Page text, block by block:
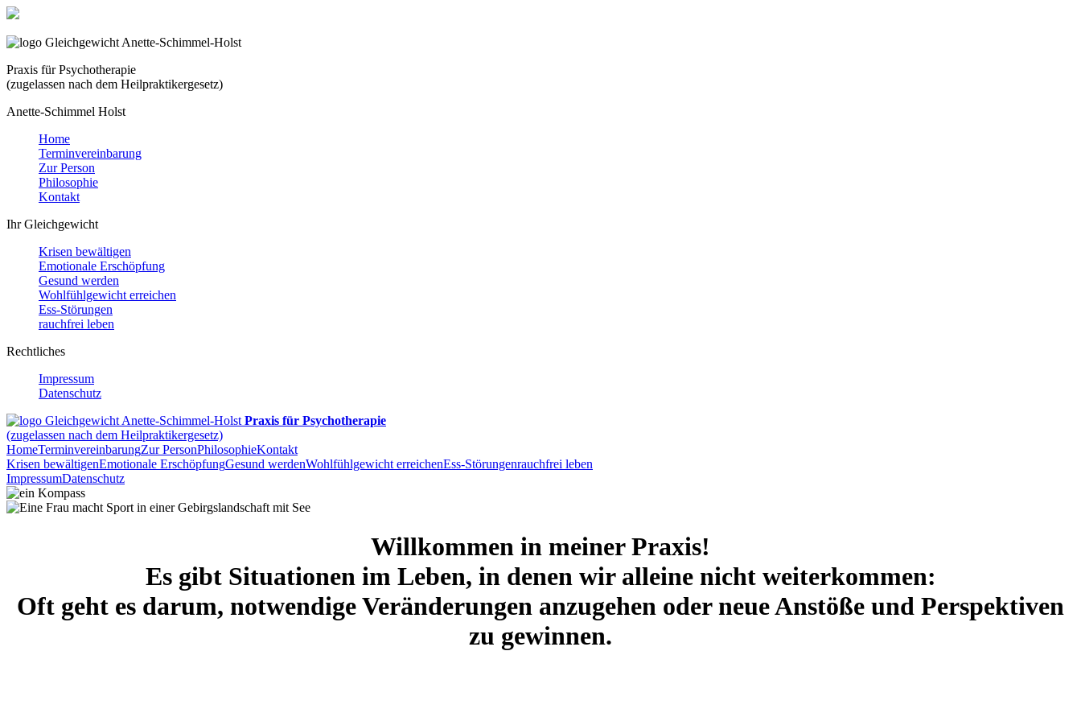
Praxis für Psychotherapie
(zugelassen nach dem Heilpraktikergesetz)
Anette-Schimmel Holst
Home
Terminvereinbarung
Zur Person
Philosophie
Kontakt
Ihr Gleichgewicht
Krisen bewältigen
Emotionale Erschöpfung
Gesund werden
Wohlfühlgewicht erreichen
Ess-Störungen
rauchfrei leben
Rechtliches
Impressum
Datenschutz
Praxis für Psychotherapie
(zugelassen nach dem Heilpraktikergesetz)
HomeTerminvereinbarungZur PersonPhilosophieKontakt
Krisen bewältigenEmotionale ErschöpfungGesund werdenWohlfühlgewicht erreichenEss-Störungenrauchfrei leben
ImpressumDatenschutz
Willkommen in meiner Praxis!
Es gibt Situationen im Leben, in denen wir alleine nicht weiterkommen:
Oft geht es darum, notwendige Veränderungen anzugehen oder neue Anstöße und Perspektiven
zu gewinnen.